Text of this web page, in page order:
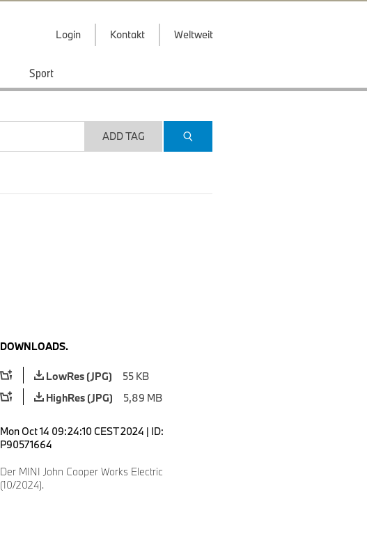
Login Kontakt Weltweit
Sport
ADD TAG
DOWNLOADS.
LowRes (JPG)
55 KB
HighRes (JPG)
5,89 MB
Mon Oct 14 09:24:10 CEST 2024 | ID:
P90571664
Der MINI John Cooper Works Electric
(10/2024).